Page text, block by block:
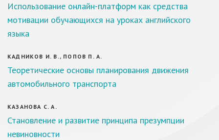
Использование онлайн-платформ как средства
мотивации обучающихся на уроках английского
языка
КАДНИКОВ И. В., ПОПОВ П. А.
Теоретические основы планирования движения
автомобильного транспорта
КАЗАНОВА С. А.
Становление и развитие принципа презумпции
невиновности